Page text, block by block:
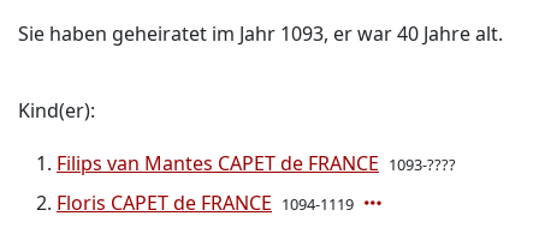
Sie haben geheiratet im Jahr 1093, er war 40 Jahre alt.
Kind(er):
Filips van Mantes CAPET de FRANCE 1093-????
Floris CAPET de FRANCE 1094-1119